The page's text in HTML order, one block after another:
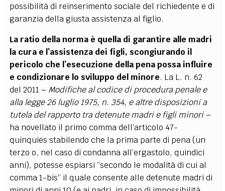
possibilità di reinserimento sociale del richiedente e di
garanzia della giusta assistenza al figlio.
La ratio della norma è quella di garantire alle madri
la cura e l’assistenza dei figli, scongiurando il
pericolo che l’esecuzione della pena possa influire
e condizionare lo sviluppo del minore. La L. n. 62
del 2011 – Modifiche al codice di procedura penale e
alla legge 26 luglio 1975, n. 354, e altre disposizioni a
tutela del rapporto tra detenute madri e figli minori –
ha novellato il primo comma dell’articolo 47-
quinquies stabilendo che la prima parte di pena (un
terzo o, nel caso di condanna all’ergastolo, quindici
anni), potesse espiarsi “secondo le modalità di cui al
comma 1-bis” il quale consente alle detenute madri di